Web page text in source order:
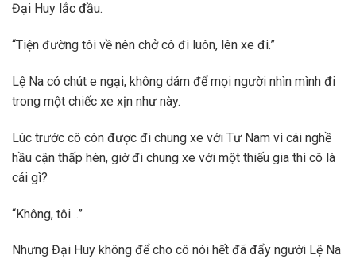
Đại Huy lắc đầu.
“Tiện đường tôi về nên chở cô đi luôn, lên xe đi.”
Lệ Na có chút e ngại, không dám để mọi người nhìn mình đi
trong một chiếc xe xịn như này.
Lúc trước cô còn được đi chung xe với Tư Nam vì cái nghề
hầu cận thấp hèn, giờ đi chung xe với một thiếu gia thì cô là
cái gì?
“Không, tôi…”
Nhưng Đại Huy không để cho cô nói hết đã đẩy người Lệ Na